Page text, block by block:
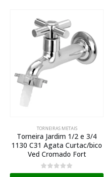
TORNEIRAS METAIS
Torneira Jardim 1/2 e 3/4
1130 C31 Agata Curtac/bico
Ved Cromado Fort
0de 5